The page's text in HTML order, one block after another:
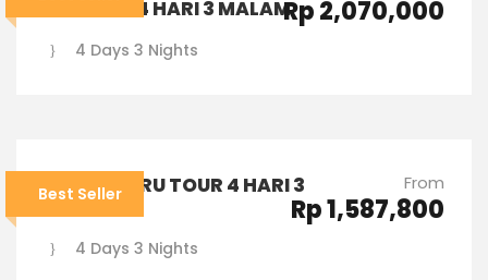
PADANG 4 HARI 3 MALAMRp 2,070,000
4 Days 3 Nights
Best Seller
PEKANBARU TOUR 4 HARI 3
MALAM
From
Rp 1,587,800
4 Days 3 Nights